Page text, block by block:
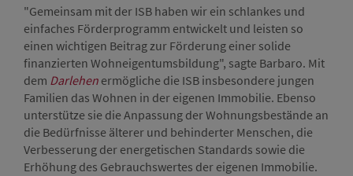
"Gemeinsam mit der ISB haben wir ein schlankes und
einfaches Förderprogramm entwickelt und leisten so
einen wichtigen Beitrag zur Förderung einer solide
finanzierten Wohneigentumsbildung", sagte Barbaro. Mit
dem Darlehen ermögliche die ISB insbesondere jungen
Familien das Wohnen in der eigenen Immobilie. Ebenso
unterstütze sie die Anpassung der Wohnungsbestände an
die Bedürfnisse älterer und behinderter Menschen, die
Verbesserung der energetischen Standards sowie die
Erhöhung des Gebrauchswertes der eigenen Immobilie.